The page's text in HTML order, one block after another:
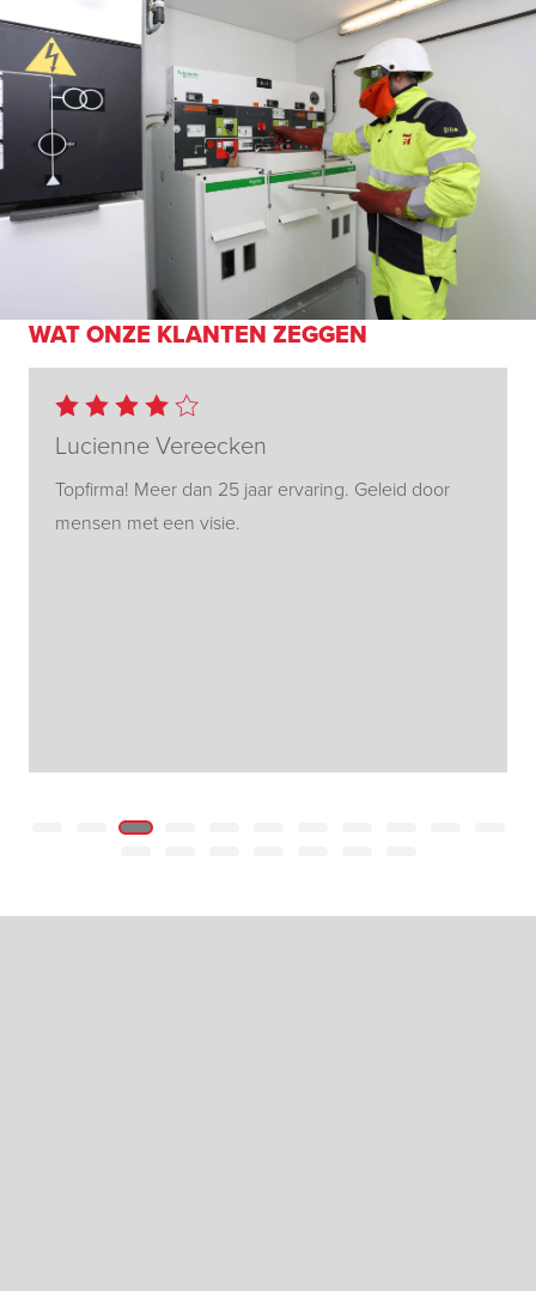
WAT ONZE KLANTEN ZEGGEN
Lucienne Vereecken
Topfirma! Meer dan 25 jaar ervaring. Geleid door
mensen met een visie.